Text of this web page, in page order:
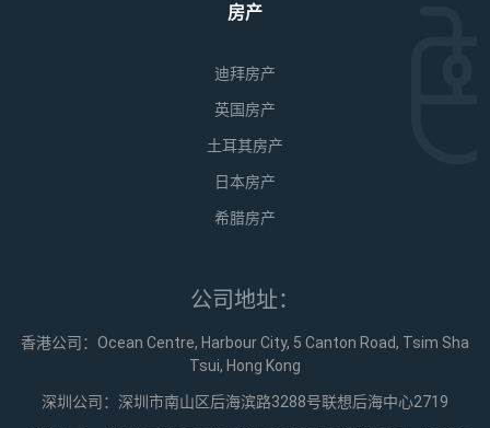
房产
迪拜房产
英国房产
土耳其房产
日本房产
希腊房产
公司地址：
香港公司：Ocean Centre, Harbour City, 5 Canton Road, Tsim Sha
Tsui, Hong Kong
深圳公司：深圳市南山区后海滨路3288号联想后海中心2719